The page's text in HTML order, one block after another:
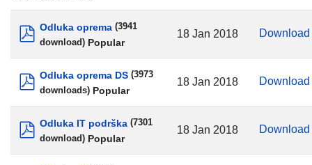
pdf
Odluka oprema (3941
download) Popular
18 Jan 2018 Download
pdf
Odluka oprema DS (3973
downloads) Popular
18 Jan 2018 Download
pdf
Odluka IT podrška (7301
download) Popular
18 Jan 2018 Download